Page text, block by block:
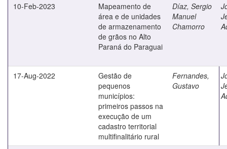
10-Feb-2023
Mapeamento de
área e de unidades
de armazenamento
de grãos no Alto
Paraná do Paraguai
Díaz, Sergio
Manuel
Chamorro
17-Aug-2022
Gestão de
pequenos
municípios:
primeiros passos na
execução de um
cadastro territorial
multifinalitário rural
Fernandes,
Gustavo